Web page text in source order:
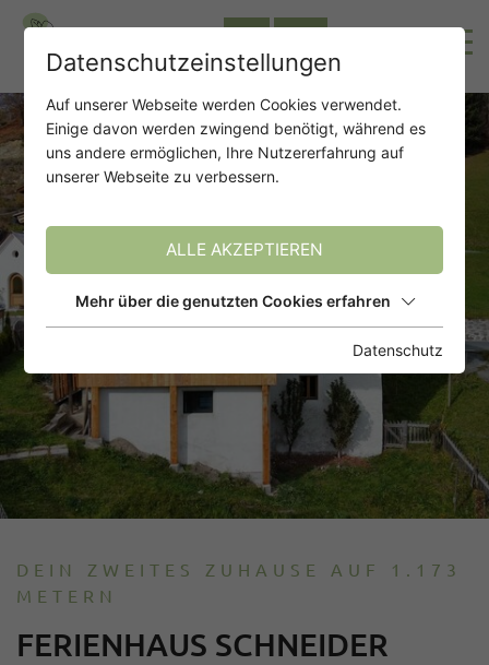
DEIN ZWEITES ZUHAUSE AUF 1.173
METERN
FERIENHAUS SCHNEIDER
Datenschutzeinstellungen
Auf unserer Webseite werden Cookies verwendet.
Einige davon werden zwingend benötigt, während es
uns andere ermöglichen, Ihre Nutzererfahrung auf
unserer Webseite zu verbessern.
ALLE AKZEPTIEREN
Mehr über die genutzten Cookies erfahren
Datenschutz